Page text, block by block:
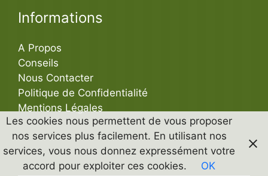
Informations
A Propos
Conseils
Nous Contacter
Politique de Confidentialité
Mentions Légales
Les cookies nous permettent de vous proposer
nos services plus facilement. En utilisant nos
services, vous nous donnez expressément votre
accord pour exploiter ces cookies.
OK